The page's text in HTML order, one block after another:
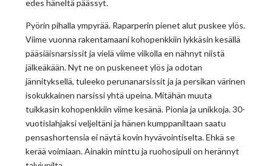
edes häneltä päässyt.
Pyörin pihalla ympyrää. Raparperin pienet alut puskee ylös.
Viime vuonna rakentamaani kohopenkkiin lykkäsin kesällä
pääsiäisnarsissit ja vielä viime viikolla en nähnyt niistä
jälkeäkään. Nyt ne on puskeneet ylös ja odotan
jännityksellä, tuleeko perunanarsissit ja ja persikan värinen
isokukkainen narsissi yhtä upeina. Mitähän muuta
tuikkasin kohopenkkiin viime kesänä. Pionia ja unikkoja. 30-
vuotislahjaksi veljeltäni ja hänen kumppaniltaan saatu
pensashortensia ei näytä kovin hyvävointiselta. Ehkä se
kerää voimiaan. Ainakin minttu ja ruohosipuli on herännyt